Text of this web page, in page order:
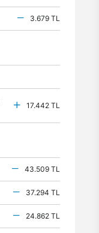
3.679 TL
17.442 TL
43.509 TL
37.294 TL
24.862 TL